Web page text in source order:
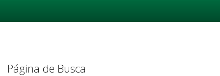
Página de Busca